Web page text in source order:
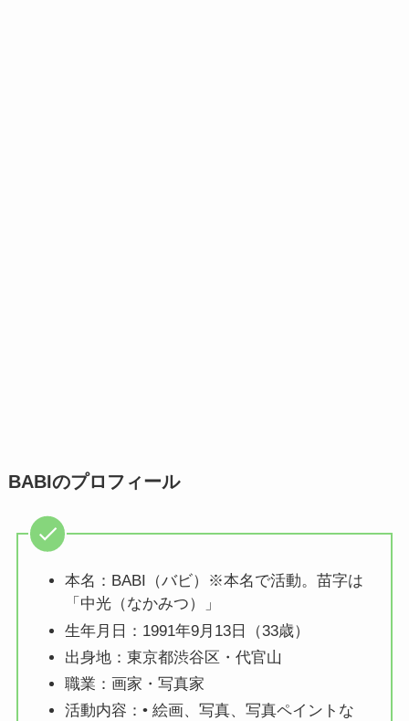
BABIのプロフィール
本名：BABI（バビ）※本名で活動。苗字は
「中光（なかみつ）」
生年月日：1991年9月13日（33歳）
出身地：東京都渋谷区・代官山
職業：画家・写真家
活動内容：• 絵画、写真、写真ペイントな